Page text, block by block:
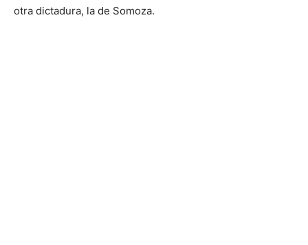
otra dictadura, la de Somoza.